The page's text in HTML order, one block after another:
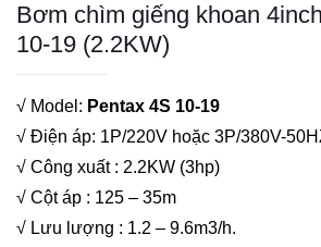
Bơm chìm giếng khoan
10-19 (2.2KW)
√ Model: Pentax 4S 10-19
√ Điện áp: 1P/220V hoặc 3P/380V-
√ Công xuất : 2.2KW (3hp)
√ Cột áp : 125 – 35m
√ Lưu lượng : 1.2 – 9.6m3/h.